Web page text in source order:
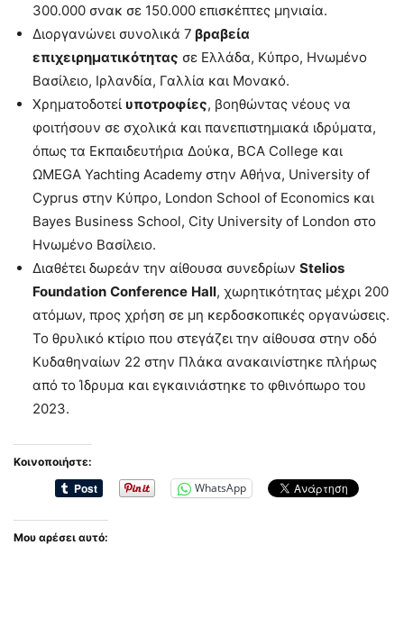
300.000 σνακ σε 150.000 επισκέπτες μηνιαία.
Διοργανώνει συνολικά 7 βραβεία
επιχειρηματικότητας σε Ελλάδα, Κύπρο, Ηνωμένο
Βασίλειο, Ιρλανδία, Γαλλία και Μονακό.
Χρηματοδοτεί υποτροφίες, βοηθώντας νέους να
φοιτήσουν σε σχολικά και πανεπιστημιακά ιδρύματα,
όπως τα Εκπαιδευτήρια Δούκα, BCA College και
ΩMEGA Yachting Academy στην Αθήνα, University of
Cyprus στην Κύπρο, London School of Economics και
Bayes Business School, City University of London στο
Ηνωμένο Βασίλειο.
Διαθέτει δωρεάν την αίθουσα συνεδρίων Stelios
Foundation Conference Hall, χωρητικότητας μέχρι 200
ατόμων, προς χρήση σε μη κερδοσκοπικές οργανώσεις.
Το θρυλικό κτίριο που στεγάζει την αίθουσα στην οδό
Κυδαθηναίων 22 στην Πλάκα ανακαινίστηκε πλήρως
από το Ίδρυμα και εγκαινιάστηκε το φθινόπωρο του
2023.
Κοινοποιήστε:
WhatsApp
Μου αρέσει αυτό: